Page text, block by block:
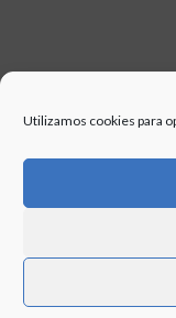
Utilizamos cookies para